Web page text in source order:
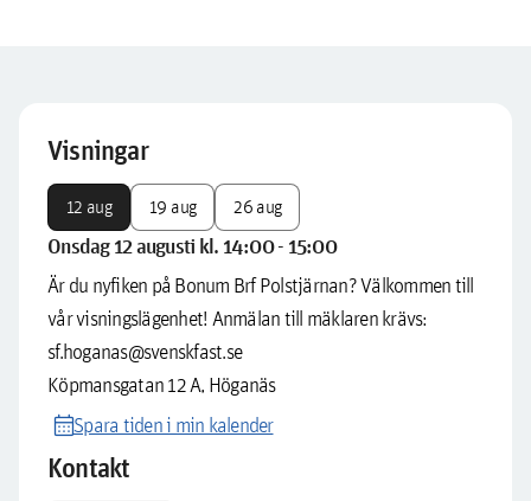
Visningar
12 aug 19 aug 26 aug
Onsdag 12 augusti kl. 14:00 - 15:00
Är du nyfiken på Bonum Brf Polstjärnan? Välkommen till
vår visningslägenhet! Anmälan till mäklaren krävs:
sf.hoganas@svenskfast.se
Köpmansgatan 12 A, Höganäs
calendar_monthSpara tiden i min kalender
Kontakt